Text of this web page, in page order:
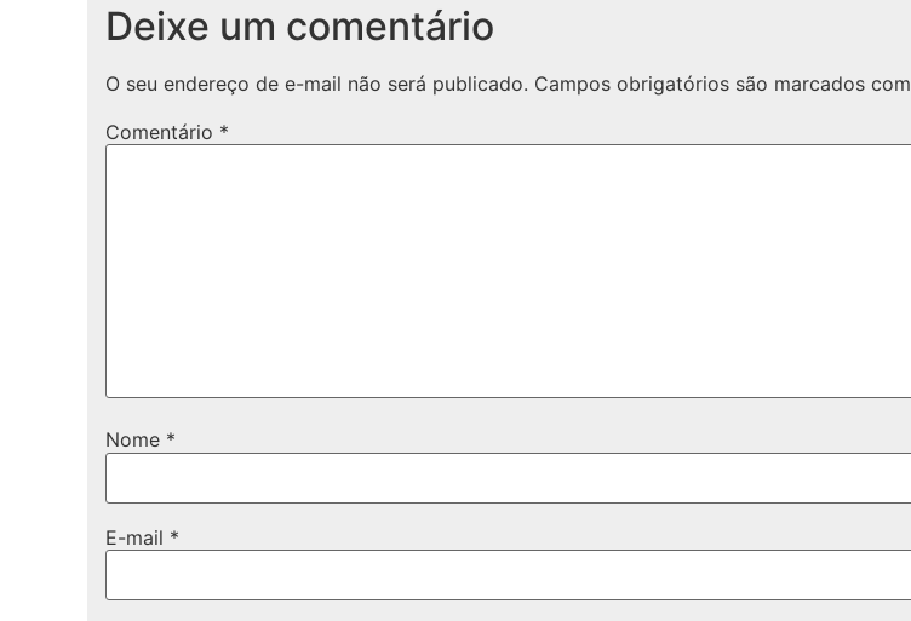
Deixe um comentário
O seu endereço de e-mail não será publicado. Campos obrigatórios são marcados com
Comentário *
Nome *
E-mail *